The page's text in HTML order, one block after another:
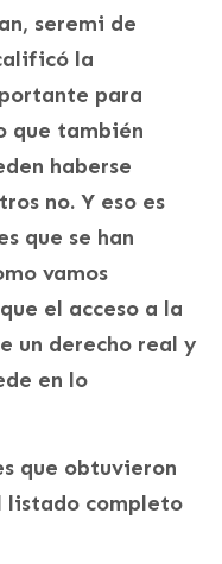
seremi de
la
para
que también
haberse
no. Y eso es
que se han
vamos
el acceso a la
un derecho real y
en lo
que obtuvieron
completo